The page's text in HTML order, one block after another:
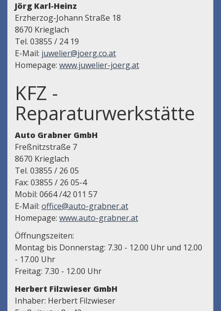
Jörg Karl-Heinz
Erzherzog-Johann Straße 18
8670 Krieglach
Tel. 03855 / 24 19
E-Mail: juwelier@joerg.co.at
Homepage: www.juwelier-joerg.at
KFZ -
Reparaturwerkstätte
Auto Grabner GmbH
Freßnitzstraße 7
8670 Krieglach
Tel. 03855 / 26 05
Fax: 03855 / 26 05-4
Mobil: 0664 /42 011 57
E-Mail: office@auto-grabner.at
Homepage: www.auto-grabner.at
Öffnungszeiten:
Montag bis Donnerstag: 7.30 - 12.00 Uhr und 12.00
- 17.00 Uhr
Freitag: 7.30 - 12.00 Uhr
Herbert Filzwieser GmbH
Inhaber: Herbert Filzwieser